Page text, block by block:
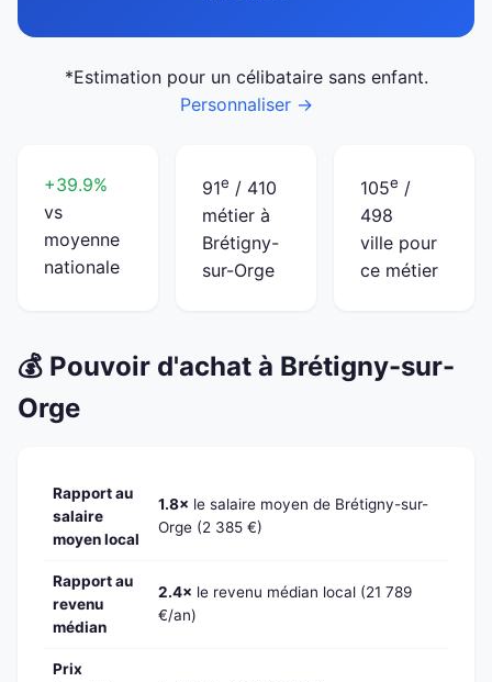
*Estimation pour un célibataire sans enfant.
Personnaliser →
+39.9%
vs
moyenne
nationale
91e / 410
métier à
Brétigny-
sur-Orge
105e /
498
ville pour
ce métier
💰 Pouvoir d'achat à Brétigny-sur-
Orge
Rapport au
salaire
moyen local
1.8× le salaire moyen de Brétigny-sur-
Orge (2 385 €)
Rapport au
revenu
médian
2.4× le revenu médian local (21 789
€/an)
Prix